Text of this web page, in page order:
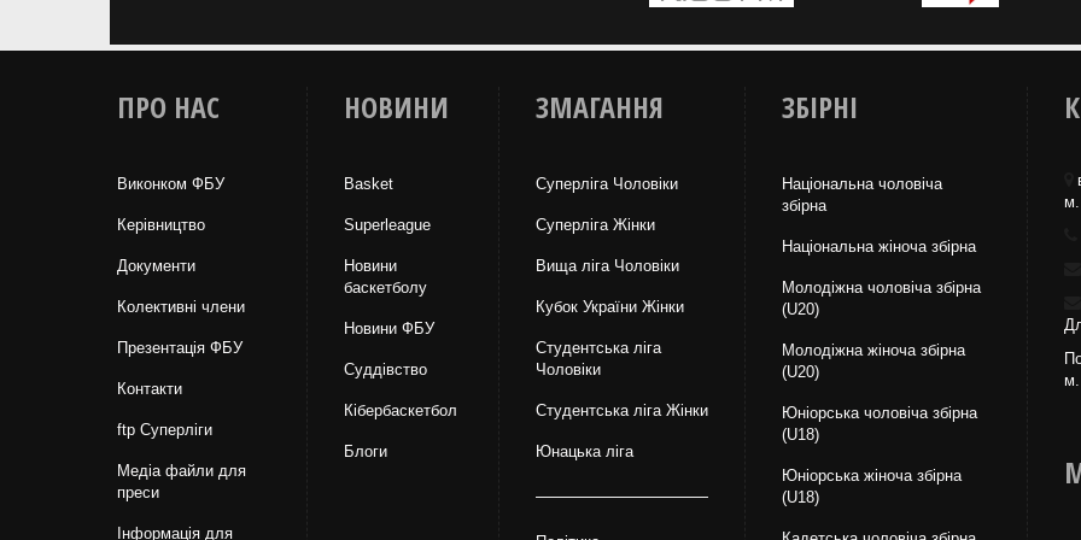
ПРО НАС
Виконком ФБУ
Керівництво
Документи
Колективні члени
Презентація ФБУ
Контакти
ftp Суперліги
Медіа файли для
преси
Інформація для
НОВИНИ
Basket
Superleague
Новини
баскетболу
Новини ФБУ
Суддівство
Кібербаскетбол
Блоги
ЗМАГАННЯ
Суперліга Чоловіки
Суперліга Жінки
Вища лiга Чоловіки
Кубок України Жінки
Студентська ліга
Чоловiки
Студентська ліга Жінки
Юнацька ліга
ЗБІРНІ
Національна чоловіча
збірна
Національна жiноча збірна
Молодіжна чоловіча збірна
(U20)
Молодіжна жіноча збірна
(U20)
Юніорська чоловіча збірна
(U18)
Юніорська жіноча збірна
(U18)
м.